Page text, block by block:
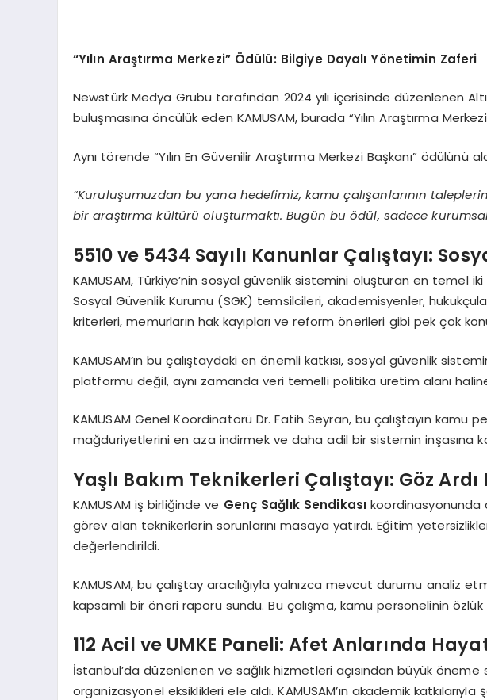
“Yılın Araştırma Merkezi” Ödülü: Bilgiye Dayalı Yönetimin Zaferi
Newstürk Medya Grubu tarafından 2024 yılı içerisinde düzenlenen
buluşmasına öncülük eden KAMUSAM, burada “Yılın Araştırma
Aynı törende “Yılın En Güvenilir Araştırma Merkezi Başkanı” ödülünü
“Kuruluşumuzdan bu yana hedefimiz, kamu çalışanlarının
bir araştırma kültürü oluşturmaktı. Bugün bu ödül, sadece
5510 ve 5434 Sayılı Kanunlar Çalıştayı:
KAMUSAM, Türkiye’nin sosyal güvenlik sistemini oluşturan en temel
Sosyal Güvenlik Kurumu (SGK) temsilcileri, akademisyenler,
kriterleri, memurların hak kayıpları ve reform önerileri gibi pek çok
KAMUSAM’ın bu çalıştaydaki en önemli katkısı, sosyal güvenlik
platformu değil, aynı zamanda veri temelli politika üretim alanı
KAMUSAM Genel Koordinatörü Dr. Fatih Seyran, bu çalıştayın kamu
mağduriyetlerini en aza indirmek ve daha adil bir sistemin inşasına
Yaşlı Bakım Teknikerleri Çalıştayı: Göz
KAMUSAM iş birliğinde ve Genç Sağlık Sendikası koordinasyonunda
görev alan teknikerlerin sorunlarını masaya yatırdı. Eğitim
değerlendirildi.
KAMUSAM, bu çalıştay aracılığıyla yalnızca mevcut durumu analiz
kapsamlı bir öneri raporu sundu. Bu çalışma, kamu personelinin
112 Acil ve UMKE Paneli: Afet Anlarında
İstanbul’da düzenlenen ve sağlık hizmetleri açısından büyük öneme
organizasyonel eksiklikleri ele aldı. KAMUSAM’ın akademik